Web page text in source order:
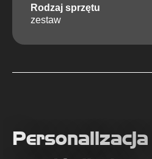
Rodzaj sprzętu
zestaw